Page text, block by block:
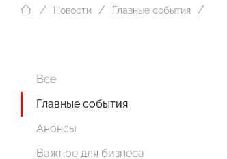
Новости Главные события
Все
Главные события
Анонсы
Важное для бизнеса